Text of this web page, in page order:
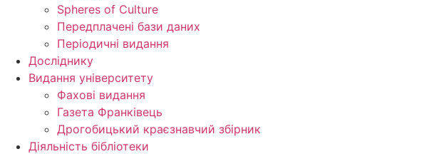
Spheres of Culture
Передплачені бази даних
Періодичні видання
Досліднику
Видання університету
Фахові видання
Газета Франківець
Дрогобицький краєзнавчий збірник
Діяльність бібліотеки